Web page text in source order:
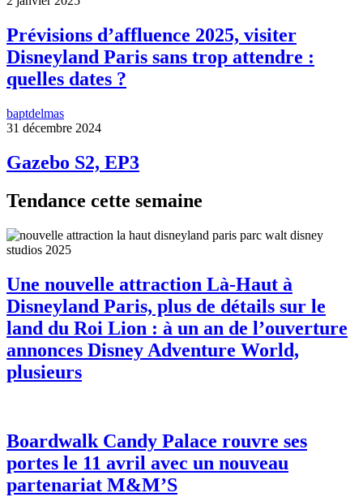
Prévisions d’affluence 2025, visiter
Disneyland Paris sans trop attendre :
quelles dates ?
baptdelmas
31 décembre 2024
Gazebo S2, EP3
Tendance cette semaine
Une nouvelle attraction Là-Haut à
Disneyland Paris, plus de détails sur le
land du Roi Lion : à un an de l’ouverture
annonces Disney Adventure World,
plusieurs
Boardwalk Candy Palace rouvre ses
portes le 11 avril avec un nouveau
partenariat M&M’S